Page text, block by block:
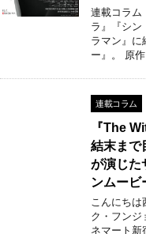
連載コラム
ラ』『シン
ラマン』に
ー』。 原
連載コラム
『The
結末まで
が演じた
ンムービ
こんにち
ク・フンジ
ネマート新